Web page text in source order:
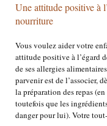
Une attitude positive à
nourriture
Vous voulez aider votre
attitude positive à l’égard
de ses allergies
parvenir est de l’associer,
la préparation des repas
toutefois que les
danger pour lui). Votre